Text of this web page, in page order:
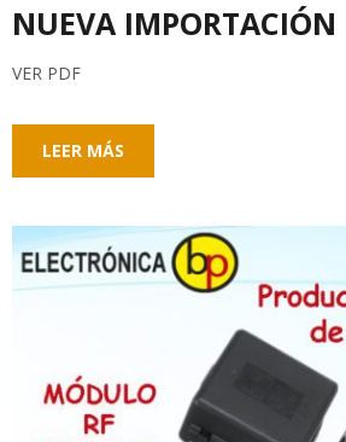
NUEVA IMPORTACIÓN
VER PDF
LEER MÁS